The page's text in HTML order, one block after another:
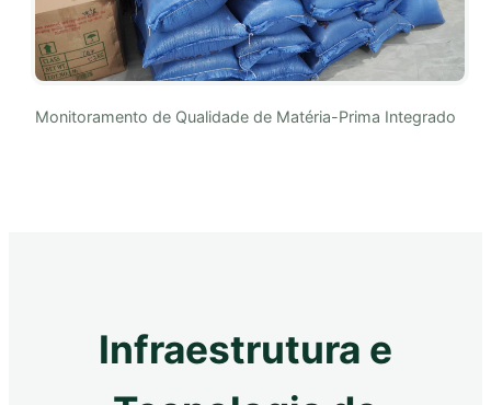
Monitoramento de Qualidade de Matéria-Prima Integrado
Infraestrutura e